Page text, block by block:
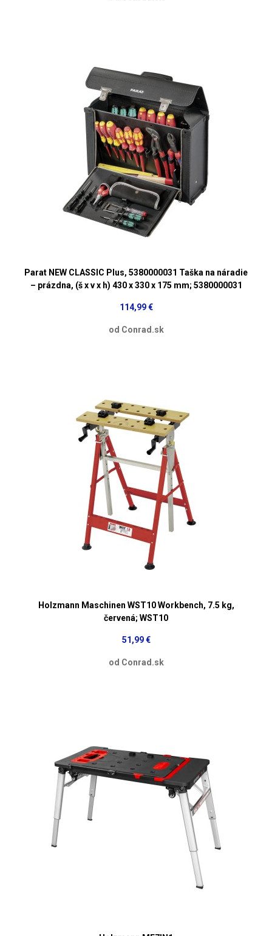
Parat NEW CLASSIC Plus, 5380000031 Taška na náradie
– prázdna, (š x v x h) 430 x 330 x 175 mm; 5380000031
114,99 €
od Conrad.sk
Holzmann Maschinen WST10 Workbench, 7.5 kg,
červená; WST10
51,99 €
od Conrad.sk